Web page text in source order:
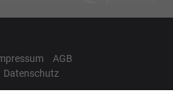
AGB
Datenschutz